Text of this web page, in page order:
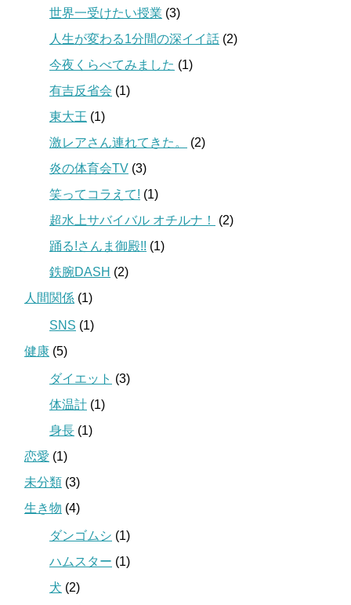
世界一受けたい授業 (3)
人生が変わる1分間の深イイ話 (2)
今夜くらべてみました (1)
有吉反省会 (1)
東大王 (1)
激レアさん連れてきた。
(2)
炎の体育会TV (3)
笑ってコラえて! (1)
超水上サバイバル オチルナ！
(2)
踊る!さんま御殿!! (1)
鉄腕DASH (2)
人間関係 (1)
SNS (1)
健康 (5)
ダイエット (3)
体温計 (1)
身長 (1)
恋愛 (1)
未分類 (3)
生き物 (4)
ダンゴムシ (1)
ハムスター (1)
犬 (2)